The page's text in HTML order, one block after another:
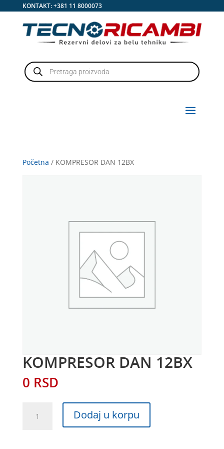
KONTAKT:+381 11 8000073
Products
search
Početna / KOMPRESOR DAN 12BX
KOMPRESOR DAN 12BX
0 RSD
Dodaj u korpu